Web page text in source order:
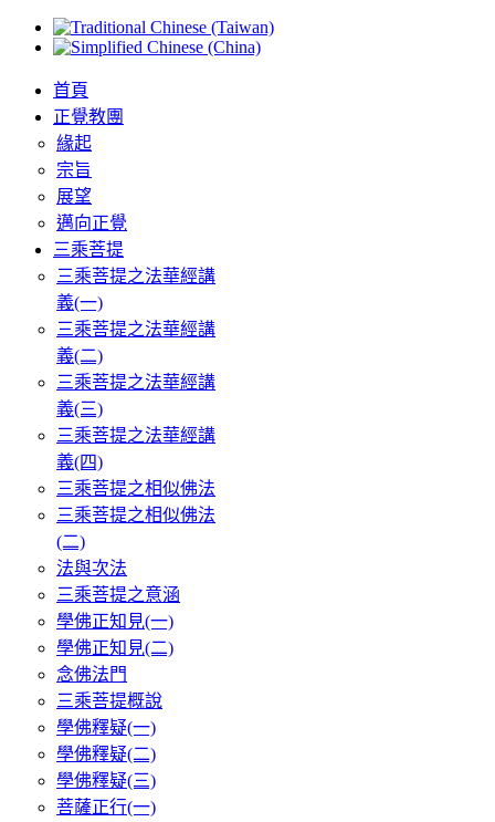
首頁
正覺教團
緣起
宗旨
展望
邁向正覺
三乘菩提
三乘菩提之法華經講
義(一)
三乘菩提之法華經講
義(二)
三乘菩提之法華經講
義(三)
三乘菩提之法華經講
義(四)
三乘菩提之相似佛法
三乘菩提之相似佛法
(二)
法與次法
三乘菩提之意涵
學佛正知見(一)
學佛正知見(二)
念佛法門
三乘菩提概說
學佛釋疑(一)
學佛釋疑(二)
學佛釋疑(三)
菩薩正行(一)